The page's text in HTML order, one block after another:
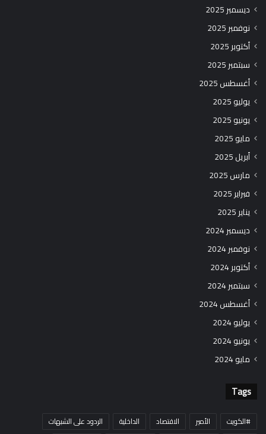
ديسمبر 2025
نوفمبر 2025
أكتوبر 2025
سبتمبر 2025
أغسطس 2025
يوليو 2025
يونيو 2025
مايو 2025
أبريل 2025
مارس 2025
فبراير 2025
يناير 2025
ديسمبر 2024
نوفمبر 2024
أكتوبر 2024
سبتمبر 2024
أغسطس 2024
يوليو 2024
يونيو 2024
مايو 2024
Tags
#الكويت الأمير الاقتصاد الداخلية
الردود على الشبهات